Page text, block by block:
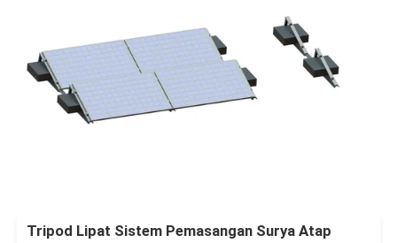
Tripod Lipat Sistem Pemasangan Surya Atap